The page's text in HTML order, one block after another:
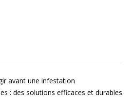
avant une infestation
: des solutions efficaces et durables